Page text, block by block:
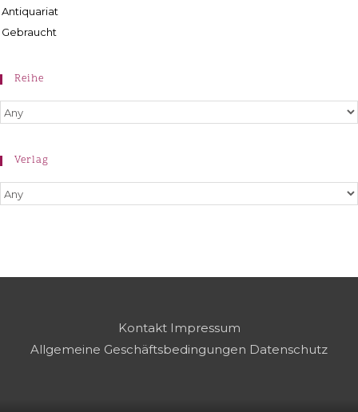
Antiquariat
Gebraucht
Reihe
Verlag
Kontakt Impressum
Allgemeine Geschäftsbedingungen Datenschutz